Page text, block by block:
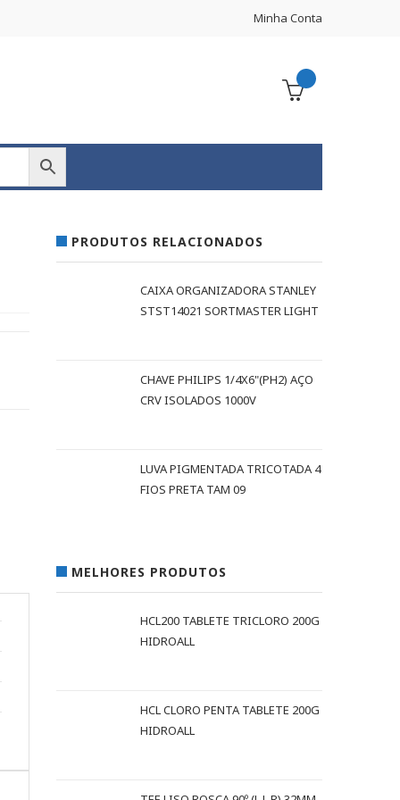
Minha Conta
PRODUTOS RELACIONADOS
CAIXA ORGANIZADORA STANLEY
STST14021 SORTMASTER LIGHT
CHAVE PHILIPS 1/4X6"(PH2) AÇO
CRV ISOLADOS 1000V
LUVA PIGMENTADA TRICOTADA 4
FIOS PRETA TAM 09
MELHORES PRODUTOS
HCL200 TABLETE TRICLORO 200G
HIDROALL
HCL CLORO PENTA TABLETE 200G
HIDROALL